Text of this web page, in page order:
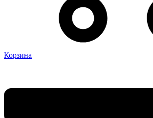
Корзина